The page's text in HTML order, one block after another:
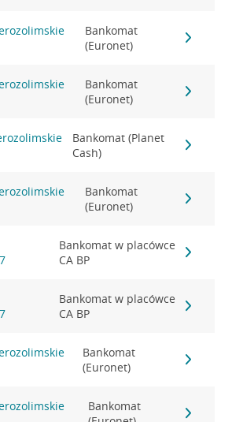
Bankomat
(Euronet)
Bankomat
(Euronet)
Bankomat (Planet
Cash)
Bankomat
(Euronet)
Bankomat w placówce
CA BP
Bankomat w placówce
CA BP
Bankomat
(Euronet)
Bankomat